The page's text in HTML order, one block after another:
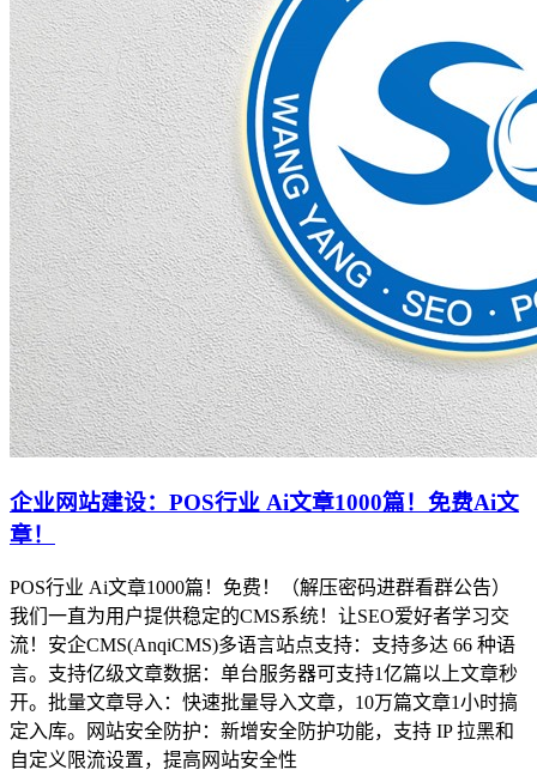
企业网站建设：POS行业 Ai文章1000篇！免费Ai文
章！
POS行业 Ai文章1000篇！免费！（解压密码进群看群公告）
我们一直为用户提供稳定的CMS系统！让SEO爱好者学习交
流！安企CMS(AnqiCMS)多语言站点支持：支持多达 66 种语
言。支持亿级文章数据：单台服务器可支持1亿篇以上文章秒
开。批量文章导入：快速批量导入文章，10万篇文章1小时搞
定入库。网站安全防护：新增安全防护功能，支持 IP 拉黑和
自定义限流设置，提高网站安全性